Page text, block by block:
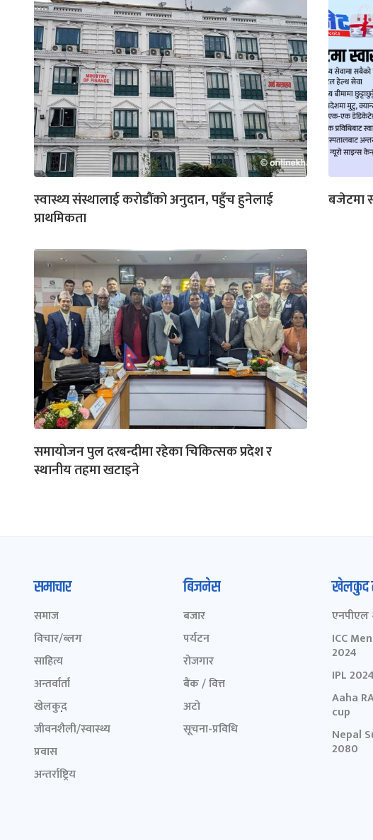
स्वास्थ्य संस्थालाई करोडौंको अनुदान, पहुँच हुनेलाई
प्राथमिकता
बजेटमा
समायोजन पुल दरबन्दीमा रहेका चिकित्सक प्रदेश र
स्थानीय तहमा खटाइने
समाचार
समाज
विचार/ब्लग
साहित्य
अन्तर्वार्ता
खेलकुद़़
जीवनशैली/स्वास्थ्य
प्रवास
अन्तर्राष्ट्रिय
बिजनेस
बजार
पर्यटन
रोजगार
बैंक / वित्त
अटो
सूचना-प्रविधि
खेलकुद
एनपीएल
ICC
2024
IPL 2024
Aaha
cup
Nepal
2080